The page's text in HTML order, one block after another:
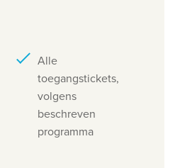
Alle
toegangstickets,
volgens
beschreven
programma